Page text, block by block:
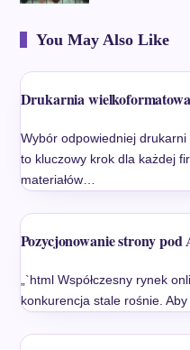
You May Also Like
Drukarnia
Wybór odpowiedniej drukarni
to kluczowy krok dla każdej
materiałów…
Pozycjonowanie strony
„`html Współczesny rynek
konkurencja stale rośnie.